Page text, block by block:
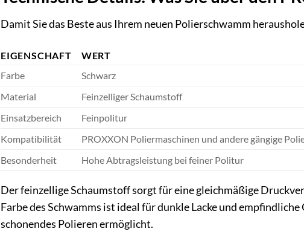
Damit Sie das Beste aus Ihrem neuen Polierschwamm
EIGENSCHAFT
WERT
Farbe
Schwarz
Material
Feinzelliger Schaumstoff
Einsatzbereich
Feinpolitur
Kompatibilität
PROXXON Poliermaschinen und andere gängige
Besonderheit
Hohe Abtragsleistung bei feiner Politur
Der feinzellige Schaumstoff sorgt für eine gleichmäßige
Farbe des Schwamms ist ideal für dunkle Lacke und
schonendes Polieren ermöglicht.